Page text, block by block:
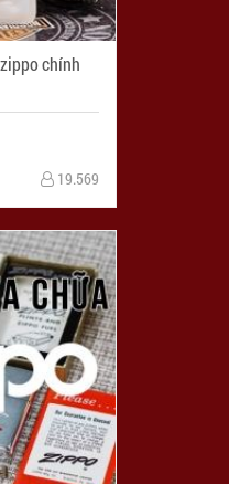
chính
19.569